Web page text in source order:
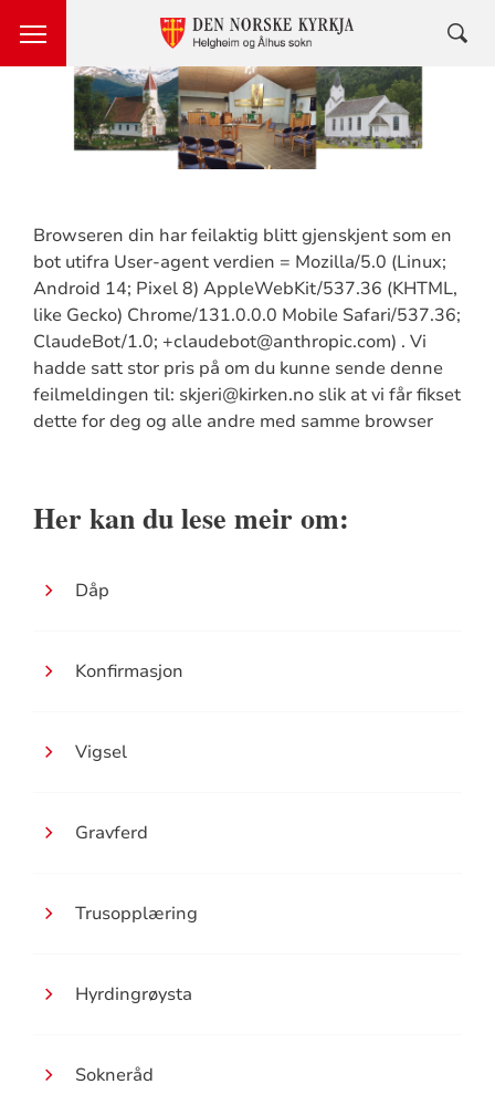
Browseren din har feilaktig blitt gjenskjent som en
bot utifra User-agent verdien = Mozilla/5.0 (Linux;
Android 14; Pixel 8) AppleWebKit/537.36 (KHTML,
like Gecko) Chrome/131.0.0.0 Mobile Safari/537.36;
ClaudeBot/1.0; +claudebot@anthropic.com) . Vi
hadde satt stor pris på om du kunne sende denne
feilmeldingen til: skjeri@kirken.no slik at vi får fikset
dette for deg og alle andre med samme browser
Her kan du lese meir om:
Dåp
Konfirmasjon
Vigsel
Gravferd
Trusopplæring
Hyrdingrøysta
Sokneråd